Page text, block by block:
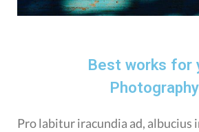
Best works for
Photography
Pro labitur iracundia ad, albucius